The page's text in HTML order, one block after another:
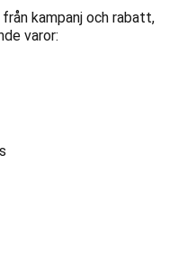
kampanj och rabatt,
varor: